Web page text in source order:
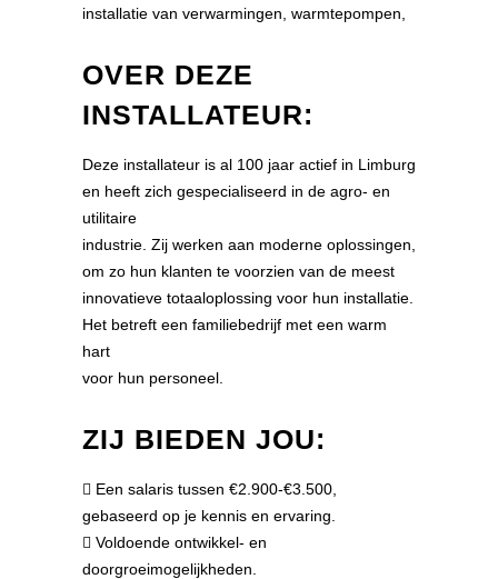
installatie van verwarmingen, warmtepompen,
OVER DEZE
INSTALLATEUR:
Deze installateur is al 100 jaar actief in Limburg
en heeft zich gespecialiseerd in de agro- en
utilitaire
industrie. Zij werken aan moderne oplossingen,
om zo hun klanten te voorzien van de meest
innovatieve totaaloplossing voor hun installatie.
Het betreft een familiebedrijf met een warm
hart
voor hun personeel.
ZIJ BIEDEN JOU:
 Een salaris tussen €2.900-€3.500,
gebaseerd op je kennis en ervaring.
 Voldoende ontwikkel- en
doorgroeimogelijkheden.